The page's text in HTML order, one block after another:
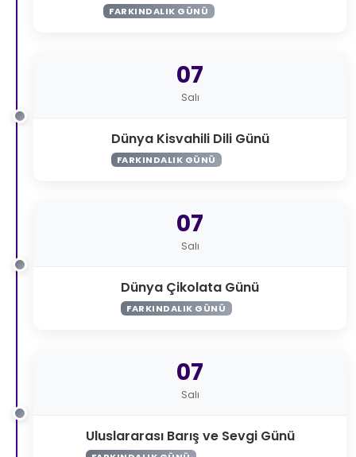
FARKINDALIK GÜNÜ
07
Salı
Dünya Kisvahili Dili Günü
FARKINDALIK GÜNÜ
07
Salı
Dünya Çikolata Günü
FARKINDALIK GÜNÜ
07
Salı
Uluslararası Barış ve Sevgi Günü